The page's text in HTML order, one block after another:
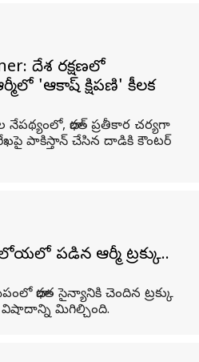
దేశ రక్షణలో
'ఆకాష్ క్షిపణి' కీలక
నేపథ్యంలో, భారత్ ప్రతీకార చర్యగా
పాకిస్తాన్ చేసిన దాడికి కౌంటర్
పడిన ఆర్మీ ట్రక్కు..
భారత సైన్యానికి చెందిన ట్రక్కు
మిగిల్చింది.